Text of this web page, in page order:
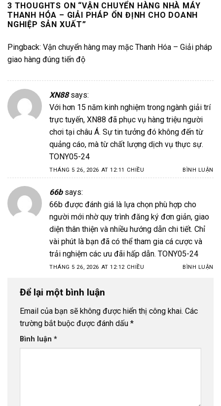
3 THOUGHTS ON “VẬN CHUYỂN HÀNG NHÀ MÁY
THANH HÓA – GIẢI PHÁP ỔN ĐỊNH CHO DOANH
NGHIỆP SẢN XUẤT”
Pingback: Vận chuyển hàng may mặc Thanh Hóa – Giải pháp
giao hàng đúng tiến độ
XN88 says:
Với hơn 15 năm kinh nghiệm trong ngành giải trí
trực tuyến, XN88 đã phục vụ hàng triệu người
chơi tại châu Á. Sự tin tưởng đó không đến từ
quảng cáo, mà từ chất lượng dịch vụ thực sự.
TONY05-24
THÁNG 5 26, 2026 AT 12:11 CHIỀU BÌNH LUẬN
66b says:
66b được đánh giá là lựa chọn phù hợp cho
người mới nhờ quy trình đăng ký đơn giản, giao
diện thân thiện và nhiều hướng dẫn chi tiết. Chỉ
vài phút là bạn đã có thể tham gia cá cược và
trải nghiệm các ưu đãi hấp dẫn. TONY05-24
THÁNG 5 26, 2026 AT 12:12 CHIỀU BÌNH LUẬN
Để lại một bình luận
Email của bạn sẽ không được hiển thị công khai. Các
trường bắt buộc được đánh dấu *
Bình luận *